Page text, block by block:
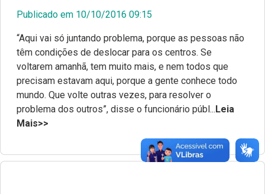
Serviço Voluntário
Documentos para posse
Corregedoria
Nossos Projetos
Escola Superior da Defensoria Pública (Esdep)
Contatos
Sobre o Site
Publicado em 10/10/2016 09:15
“Aqui vai só juntando problema, porque as pessoas não
têm condições de deslocar para os centros. Se
voltarem amanhã, tem muito mais, e nem todos que
precisam estavam aqui, porque a gente conhece todo
mundo. Que volte outras vezes, para resolver o
problema dos outros”, disse o funcionário públ...Leia
Mais>>